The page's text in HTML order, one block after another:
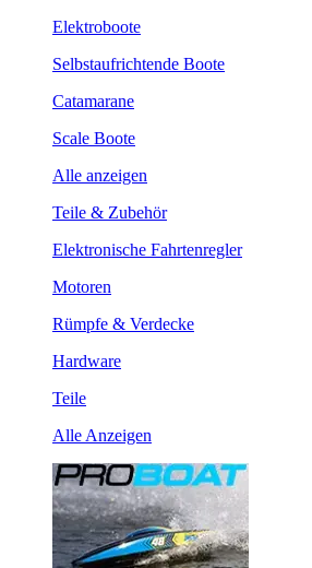
Elektroboote
Selbstaufrichtende Boote
Catamarane
Scale Boote
Alle anzeigen
Teile & Zubehör
Elektronische Fahrtenregler
Motoren
Rümpfe & Verdecke
Hardware
Teile
Alle Anzeigen